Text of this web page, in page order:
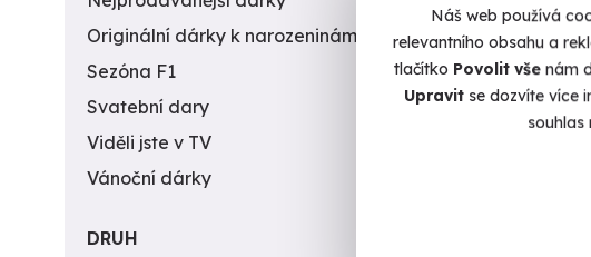
Náš web používá
relevantního obsahu a
tlačítko Povolit vše nám
Upravitse dozvíte více
Ostrava (+
1 900 Kč
Originální dárky k narozeninám
422
Sezóna F1
4
Svatební dary
196
Viděli jste v TV
Vánoční dárky
DRUH